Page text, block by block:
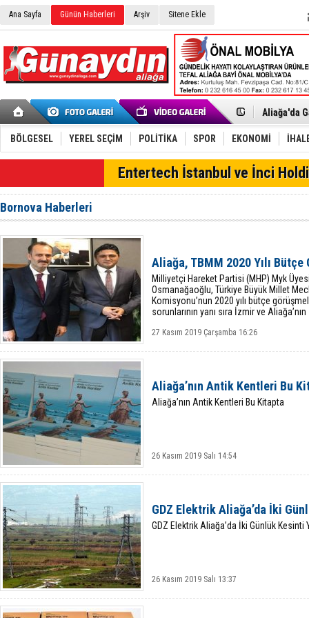
Ana Sayfa Günün Haberleri Arşiv Sitene Ekle
Menemen
Furkan
Chp
AK Parti
SOCAR
Trafiği
Alto,
Chp
Aliağa-
BÖLGESEL YEREL SEÇİM POLİTİKA SPOR EKONOMİ
Entertech İstanbul ve İnci
Bornova Haberleri
Aliağa, TBMM 2020 Yılı
Milliyetçi Hareket Partisi (MHP) Myk
Osmanağaoğlu, Türkiye Büyük Millet
Komisyonu’nun 2020 yılı bütçe
sorunlarının yanı sıra İzmir ve
27 Kasım 2019 Çarşamba 16:26
Aliağa’nın Antik Kentleri Bu
Aliağa’nın Antik Kentleri Bu Kitapta
26 Kasım 2019 Salı 14:54
GDZ Elektrik Aliağa’da İki
GDZ Elektrik Aliağa’da İki Günlük Kesinti
26 Kasım 2019 Salı 13:37